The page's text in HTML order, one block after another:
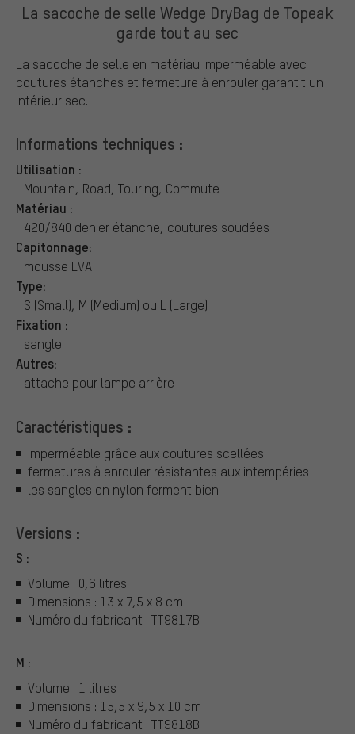
La sacoche de selle Wedge DryBag de Topeak
garde tout au sec
La sacoche de selle en matériau imperméable avec
coutures étanches et fermeture à enrouler garantit un
intérieur sec.
Informations techniques :
Utilisation :
Mountain, Road, Touring, Commute
Matériau :
420/840 denier étanche, coutures soudées
Capitonnage:
mousse EVA
Type:
S (Small), M (Medium) ou L (Large)
Fixation :
sangle
Autres:
attache pour lampe arrière
Caractéristiques :
imperméable grâce aux coutures scellées
fermetures à enrouler résistantes aux intempéries
les sangles en nylon ferment bien
Versions :
S :
Volume : 0,6 litres
Dimensions : 13 x 7,5 x 8 cm
Numéro du fabricant : TT9817B
M :
Volume : 1 litres
Dimensions : 15,5 x 9,5 x 10 cm
Numéro du fabricant : TT9818B